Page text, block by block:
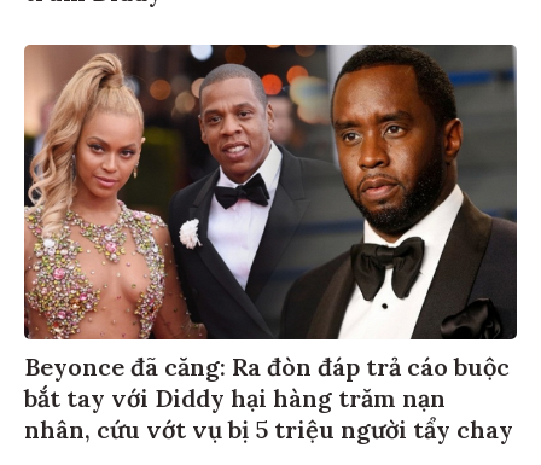
Beyonce đã căng: Ra đòn đáp trả cáo buộc
bắt tay với Diddy hại hàng trăm nạn
nhân, cứu vớt vụ bị 5 triệu người tẩy chay